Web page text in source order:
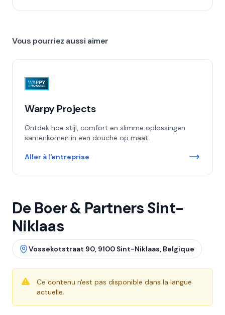
Vous pourriez aussi aimer
Warpy Projects
Ontdek hoe stijl, comfort en slimme oplossingen
samenkomen in een douche op maat.
Aller à l'entreprise
De Boer & Partners Sint-
Niklaas
Vossekotstraat 90, 9100 Sint-Niklaas, Belgique
Ce contenu n'est pas disponible dans la langue
actuelle.